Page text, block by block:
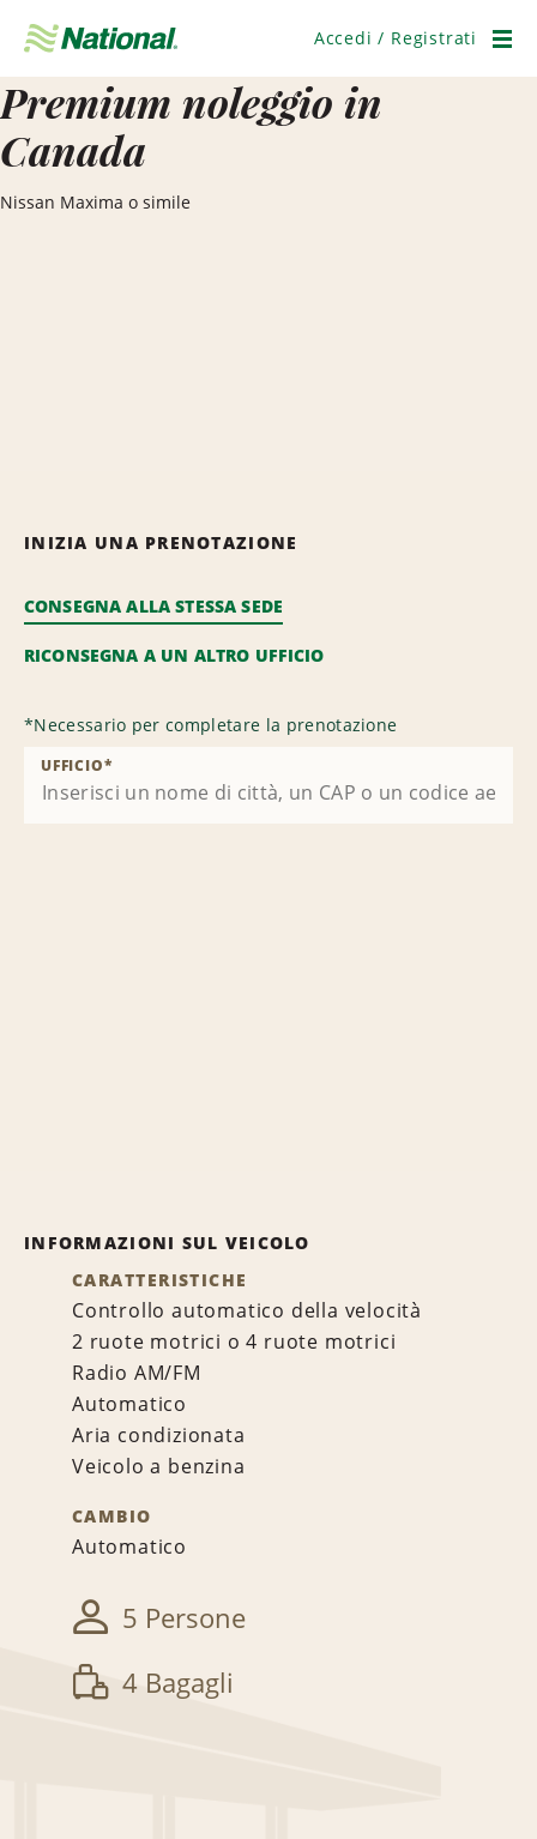
navigazione
Accedi / Registrati
Premium noleggio in
Canada
Nissan Maxima o simile
INIZIA UNA PRENOTAZIONE
CONSEGNA ALLA STESSA SEDE
RICONSEGNA A UN ALTRO UFFICIO
*Necessario per completare la prenotazione
UFFICIO*
INFORMAZIONI SUL VEICOLO
CARATTERISTICHE
Controllo automatico della velocità
2 ruote motrici o 4 ruote motrici
Radio AM/FM
Automatico
Aria condizionata
Veicolo a benzina
CAMBIO
Automatico
5 Persone
4 Bagagli